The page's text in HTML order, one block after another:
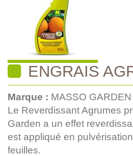
ENGRAIS
Marque : MASSO GARDEN
Le Reverdissant Agrumes
Garden a un effet
est appliqué en
feuilles.